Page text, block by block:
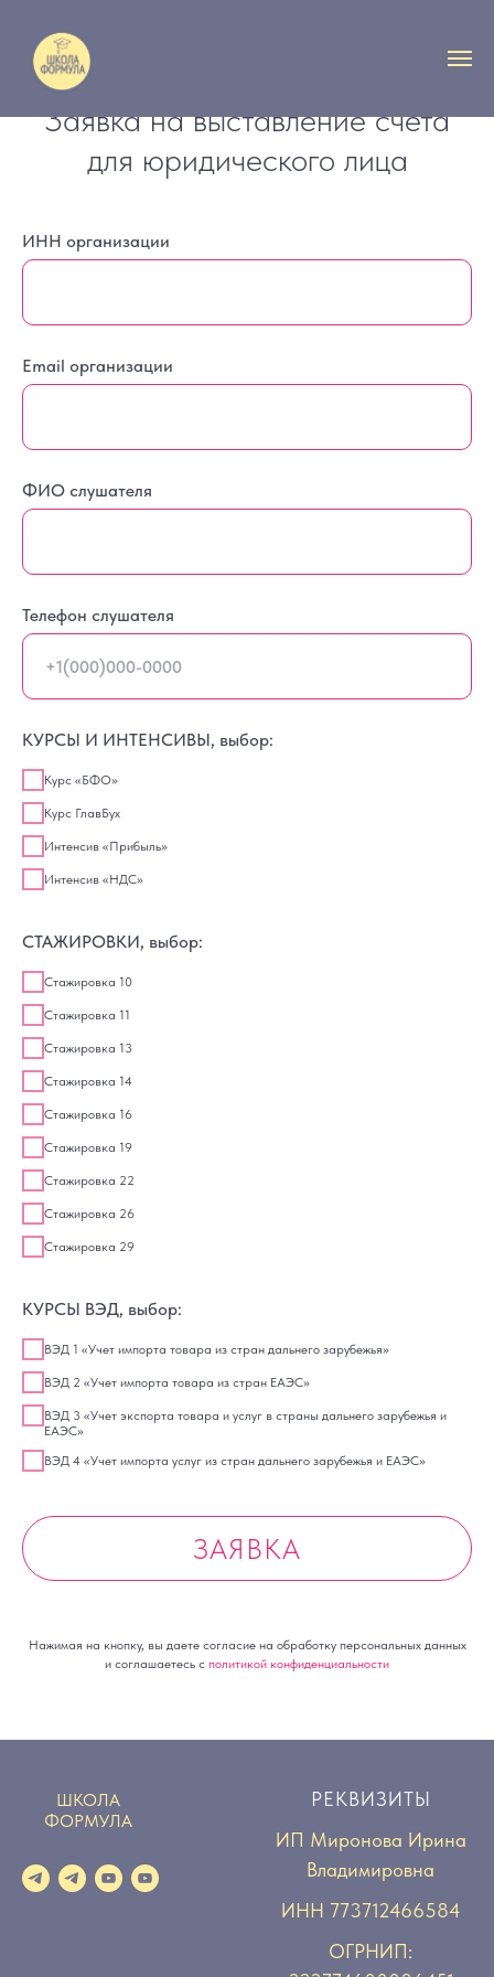
Заявка на выставление счета
для юридического лица
ИНН организации
Email организации
ФИО слушателя
Телефон слушателя
КУРСЫ И ИНТЕНСИВЫ, выбор:
Курс «БФО»
Курс ГлавБух
Интенсив «Прибыль»
Интенсив «НДС»
СТАЖИРОВКИ, выбор:
Стажировка 10
Стажировка 11
Стажировка 13
Стажировка 14
Стажировка 16
Стажировка 19
Стажировка 22
Стажировка 26
Стажировка 29
КУРСЫ ВЭД, выбор:
ВЭД 1 «Учет импорта товара из стран дальнего зарубежья»
ВЭД 2 «Учет импорта товара из стран ЕАЭС»
ВЭД 3 «Учет экспорта товара и услуг в страны дальнего зарубежья и
ЕАЭС»
ВЭД 4 «Учет импорта услуг из стран дальнего зарубежья и ЕАЭС»
ЗАЯВКА
Нажимая на кнопку, вы даете согласие на обработку персональных данных
и соглашаетесь c политикой конфиденциальности
ШКОЛА
ФОРМУЛА
РЕКВИЗИТЫ
ИП Миронова Ирина
Владимировна
ИНН 773712466584
ОГРНИП: